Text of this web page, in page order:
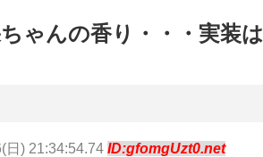
ゃんの香り・・・実装は
日) 21:34:54.74 ID:gfomgUzt0.net